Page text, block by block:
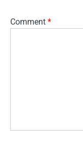
Comment *